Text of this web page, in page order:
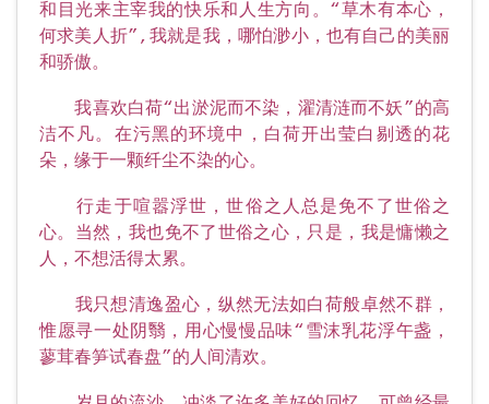
和目光来主宰我的快乐和人生方向。“草木有本心，
何求美人折”,我就是我，哪怕渺小，也有自己的美丽
和骄傲。
我喜欢白荷“出淤泥而不染，濯清涟而不妖”的高
洁不凡。在污黑的环境中，白荷开出莹白剔透的花
朵，缘于一颗纤尘不染的心。
行走于喧嚣浮世，世俗之人总是免不了世俗之
心。当然，我也免不了世俗之心，只是，我是慵懒之
人，不想活得太累。
我只想清逸盈心，纵然无法如白荷般卓然不群，
惟愿寻一处阴翳，用心慢慢品味“雪沫乳花浮午盏，
蓼茸春笋试春盘”的人间清欢。